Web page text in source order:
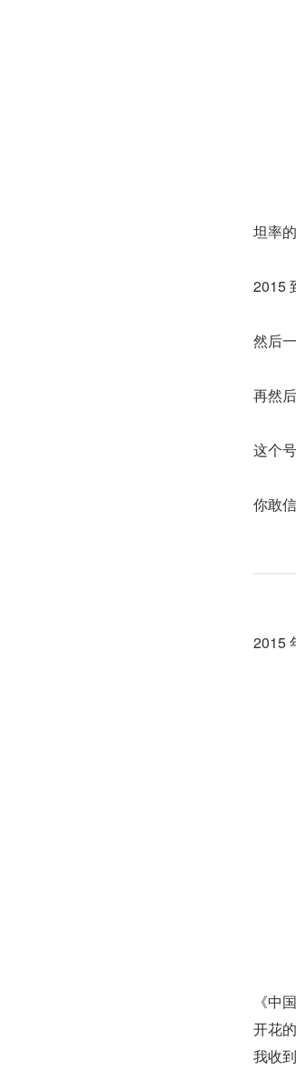
坦率
2015
然后
再然
这个
你敢
2015
《中
开花
我收